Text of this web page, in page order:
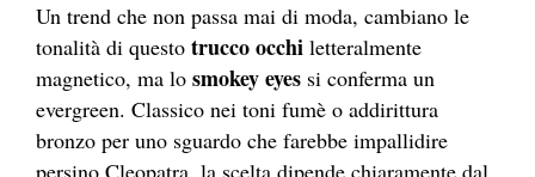
Un trend che non passa mai di moda, cambiano le
tonalità di questo trucco occhi letteralmente
magnetico, ma lo smokey eyes si conferma un
evergreen. Classico nei toni fumè o addirittura
bronzo per uno sguardo che farebbe impallidire
persino Cleopatra, la scelta dipende chiaramente dal